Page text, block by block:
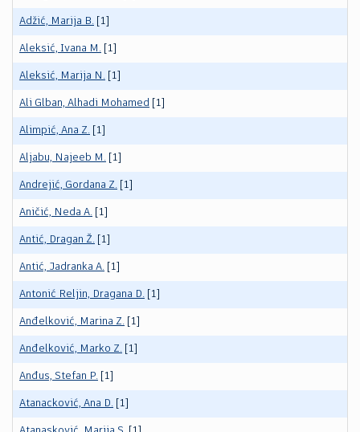
Adžić, Marija B. [1]
Aleksić, Ivana M. [1]
Aleksić, Marija N. [1]
Ali Glban, Alhadi Mohamed [1]
Alimpić, Ana Z. [1]
Aljabu, Najeeb M. [1]
Andrejić, Gordana Z. [1]
Aničić, Neda A. [1]
Antić, Dragan Ž. [1]
Antić, Jadranka A. [1]
Antonić Reljin, Dragana D. [1]
Anđelković, Marina Z. [1]
Anđelković, Marko Z. [1]
Anđus, Stefan P. [1]
Atanacković, Ana D. [1]